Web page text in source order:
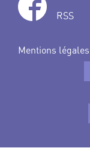
RSS
Mentions légales